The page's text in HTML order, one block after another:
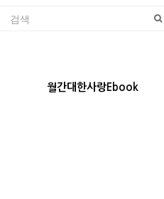
월간대한사랑Ebook